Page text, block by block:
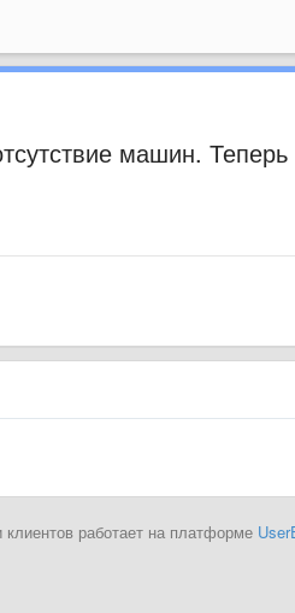
машин.
работает на платформе